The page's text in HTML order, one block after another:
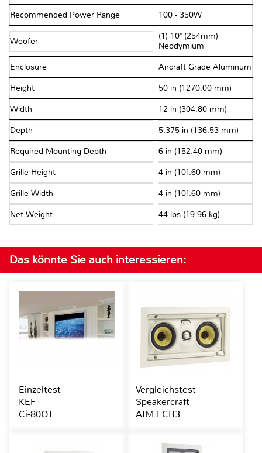
Recommended Power Range 100 - 350W
Woofer
(1) 10" (254mm)
Neodymium
Enclosure Aircraft Grade Aluminum
Height 50 in (1270.00 mm)
Width 12 in (304.80 mm)
Depth 5.375 in (136.53 mm)
Required Mounting Depth 6 in (152.40 mm)
Grille Height 4 in (101.60 mm)
Grille Width 4 in (101.60 mm)
Net Weight 44 lbs (19.96 kg)
Das könnte Sie auch interessieren:
Einzeltest
KEF
Ci-80QT
Vergleichstest
Speakercraft
AIM LCR3